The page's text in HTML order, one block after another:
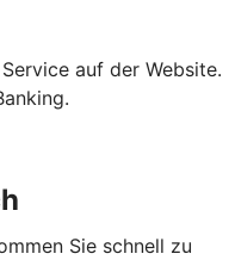
auf der Website.
Sie schnell zu